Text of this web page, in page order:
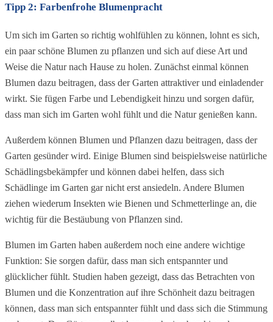
Tipp 2: Farbenfrohe Blumenpracht
Um sich im Garten so richtig wohlfühlen zu können, lohnt es sich,
ein paar schöne Blumen zu pflanzen und sich auf diese Art und
Weise die Natur nach Hause zu holen. Zunächst einmal können
Blumen dazu beitragen, dass der Garten attraktiver und einladender
wirkt. Sie fügen Farbe und Lebendigkeit hinzu und sorgen dafür,
dass man sich im Garten wohl fühlt und die Natur genießen kann.
Außerdem können Blumen und Pflanzen dazu beitragen, dass der
Garten gesünder wird. Einige Blumen sind beispielsweise natürliche
Schädlingsbekämpfer und können dabei helfen, dass sich
Schädlinge im Garten gar nicht erst ansiedeln. Andere Blumen
ziehen wiederum Insekten wie Bienen und Schmetterlinge an, die
wichtig für die Bestäubung von Pflanzen sind.
Blumen im Garten haben außerdem noch eine andere wichtige
Funktion: Sie sorgen dafür, dass man sich entspannter und
glücklicher fühlt. Studien haben gezeigt, dass das Betrachten von
Blumen und die Konzentration auf ihre Schönheit dazu beitragen
können, dass man sich entspannter fühlt und dass sich die Stimmung